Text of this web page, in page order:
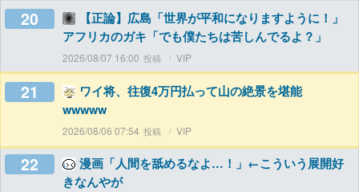
20
【正論】広島「世界が平和になりますように！」
アフリカのガキ「でも僕たちは苦しんでるよ？」
2026/08/07 16:00 VIP
21
ワイ将、往復4万円払って山の絶景を堪能
wwwww
2026/08/06 07:54 VIP
22
漫画「人間を舐めるなよ…！」←こういう展開好
きなんやが